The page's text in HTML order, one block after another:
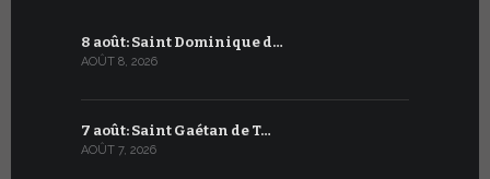
8 août: Saint Dominique d…
AOÛT 8, 2026
7 août: Saint Gaétan de T…
AOÛT 7, 2026